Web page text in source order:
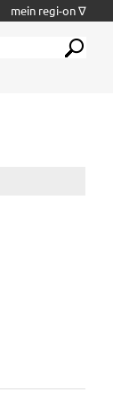
mein regi-on ∇